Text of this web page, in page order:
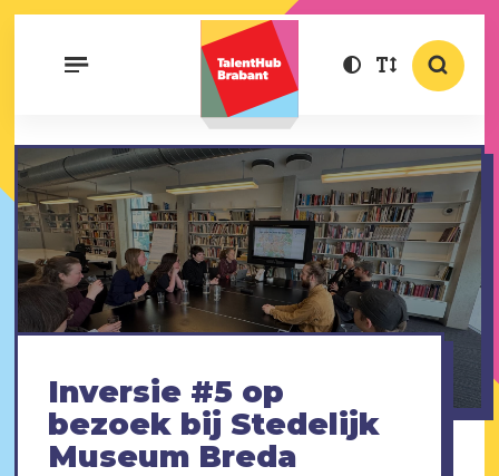
Inversie #5 op
bezoek bij Stedelijk
Museum Breda